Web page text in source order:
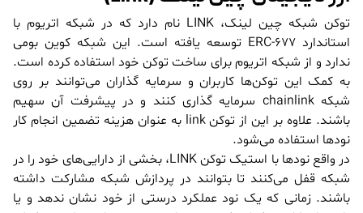
توکن شبکه چین لینک، LINK نام دارد که در شبکه اتریوم با
استاندارد ERC-677 توسعه یافته است. این شبکه کوین بومی
ندارد و از شبکه اتریوم برای ساخت توکن خود استفاده کرده است.
به کمک این توکن‌ها کاربران و سرمایه گذاران می‌توانند بر روی
شبکه chainlink سرمایه گذاری کنند و در پیشرفت آن سهیم
باشند. علاوه بر این از توکن link به عنوان هزینه تضمین انجام کار
نودها استفاده می‌شود.
در واقع نودها با استیک توکن LINK، بخشی از دارایی‌های خود را در
شبکه قفل می‌کنند تا بتوانند در پردازش شبکه مشارکت داشته
باشند. زمانی که یک نود عملکرد درستی از خود نشان ندهد و یا